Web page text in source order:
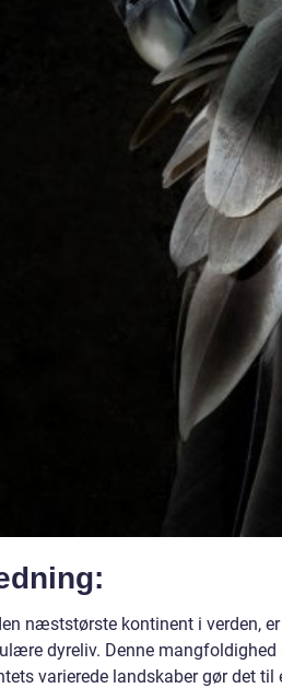
næststørste kontinent i verden,
dyreliv. Denne
varierede landskaber gør det til